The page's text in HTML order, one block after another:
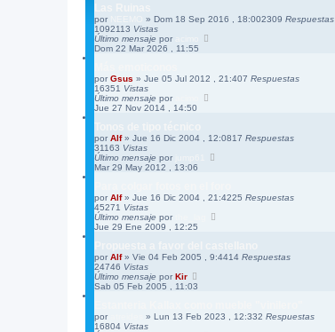
por » Dom 18 Sep 2016 , 18:002309 Respuestas
1092113 Vistas
Último mensaje por
Dom 22 Mar 2026 , 11:55
por Gsus » Jue 05 Jul 2012 , 21:407 Respuestas
16351 Vistas
Último mensaje por
Jue 27 Nov 2014 , 14:50
por Alf» Jue 16 Dic 2004 , 12:0817 Respuestas
31163 Vistas
Último mensaje por
Mar 29 May 2012 , 13:06
por Alf» Jue 16 Dic 2004 , 21:4225 Respuestas
45271 Vistas
Último mensaje por
Jue 29 Ene 2009 , 12:25
por Alf» Vie 04 Feb 2005 , 9:4414 Respuestas
24746 Vistas
Último mensaje por Kir
Sab 05 Feb 2005 , 11:03
por » Lun 13 Feb 2023 , 12:332 Respuestas
16804 Vistas